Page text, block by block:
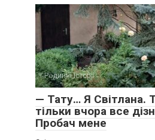
Родинні історії
— Тату… Я Світлана.
тільки вчора все
Пробач мене